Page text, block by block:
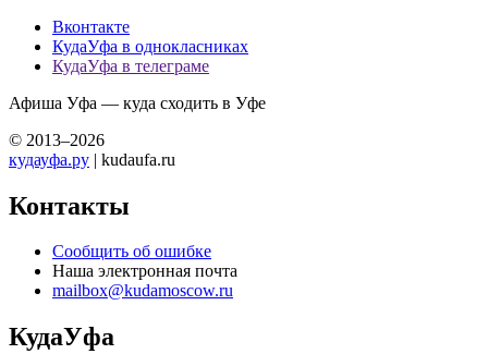
Вконтакте
КудаУфа в однокласниках
КудаУфа в телеграме
Афиша Уфа — куда сходить в Уфе
© 2013–2026
кудауфа.ру | kudaufa.ru
Контакты
Сообщить об ошибке
Наша электронная почта
mailbox@kudamoscow.ru
КудаУфа